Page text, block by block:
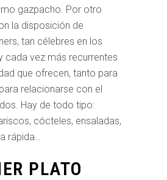
gazpacho. Por otro
la disposición de
tan célebres en los
cada vez más recurrentes
que ofrecen, tanto para
relacionarse con el
Hay de todo tipo:
cócteles, ensaladas,
rápida…
PLATO